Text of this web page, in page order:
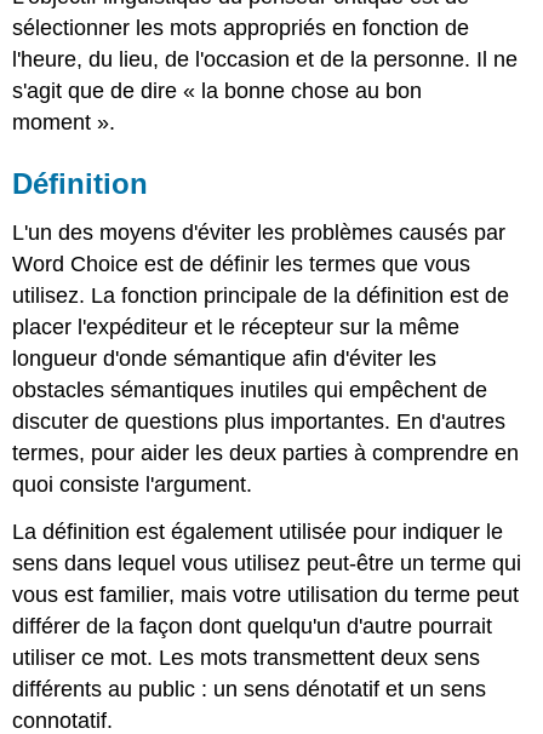
sélectionner les mots appropriés en fonction de
l'heure, du lieu, de l'occasion et de la personne. Il ne
s'agit que de dire « la bonne chose au bon
moment ».
Définition
L'un des moyens d'éviter les problèmes causés par
Word Choice est de définir les termes que vous
utilisez. La fonction principale de la définition est de
placer l'expéditeur et le récepteur sur la même
longueur d'onde sémantique afin d'éviter les
obstacles sémantiques inutiles qui empêchent de
discuter de questions plus importantes. En d'autres
termes, pour aider les deux parties à comprendre en
quoi consiste l'argument.
La définition est également utilisée pour indiquer le
sens dans lequel vous utilisez peut-être un terme qui
vous est familier, mais votre utilisation du terme peut
différer de la façon dont quelqu'un d'autre pourrait
utiliser ce mot. Les mots transmettent deux sens
différents au public : un sens dénotatif et un sens
connotatif.